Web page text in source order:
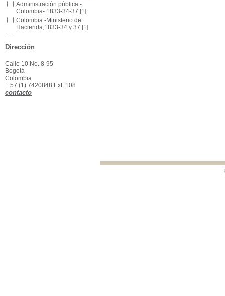
Administración pública -Colombia- 1833-34-37
Administración pública -
Colombia- 1833-34-37 [1]
Colombia -Ministerio de Hacienda,1833-34 y 37
Colombia -Ministerio de
Hacienda,1833-34 y 37 [1]
Colombia,1833-34 y 37
Dirección
Calle 10 No. 8-95
Bogotá
Colombia
+ 57 (1) 7420848 Ext. 108
contacto